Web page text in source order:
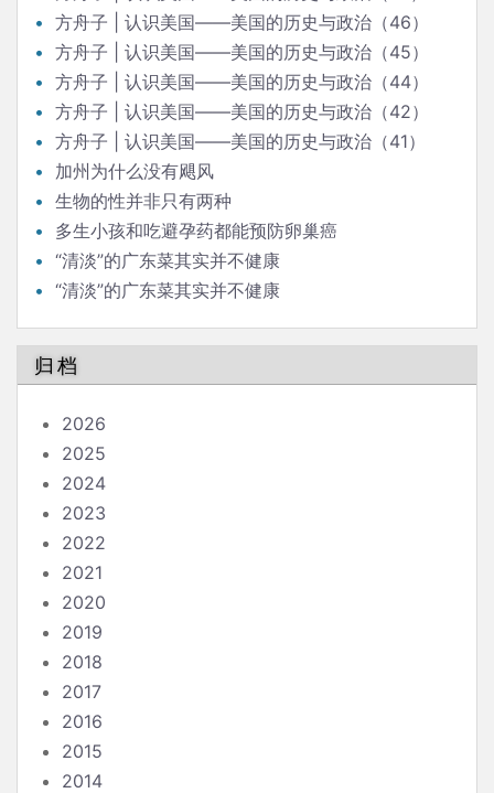
方舟子 | 认识美国——美国的历史与政治（46）
方舟子 | 认识美国——美国的历史与政治（45）
方舟子 | 认识美国——美国的历史与政治（44）
方舟子 | 认识美国——美国的历史与政治（42）
方舟子 | 认识美国——美国的历史与政治（41）
加州为什么没有飓风
生物的性并非只有两种
多生小孩和吃避孕药都能预防卵巢癌
“清淡”的广东菜其实并不健康
“清淡”的广东菜其实并不健康
归档
2026
2025
2024
2023
2022
2021
2020
2019
2018
2017
2016
2015
2014